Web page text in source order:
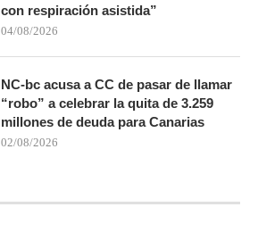
con respiración asistida”
04/08/2026
NC-bc acusa a CC de pasar de llamar
“robo” a celebrar la quita de 3.259
millones de deuda para Canarias
02/08/2026